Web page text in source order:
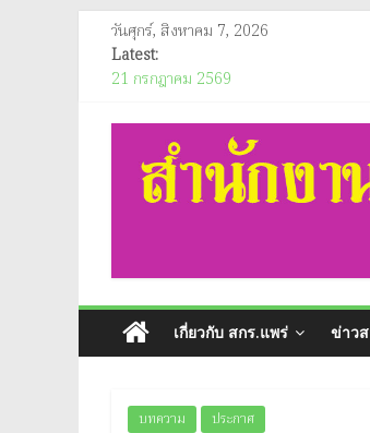
Skip
content
วันศุกร์, สิงหาคม 7, 2026
Latest:
วันอังคาร ที่ 21 กรกฎาคม 2569 นางสาว
จังหวัดแพร่ ร่วมเป็นประธานกรรมการกา
21 กรกฎาคม 2569
ประชาสัมพันธ์เผยแพร่ผลการดำเนินงานข
อินโฟกราฟิกประชาสัมพันธ์ของสำนักงา
ประกาศสำนักงานส่งเสริมการเรียนรู้ปร
สำนักงาน
ส่ง
เสริม
การ
เรียน
เกี่ยวกับ สกร.แพร่ ข่าว
บทความ ประกาศ